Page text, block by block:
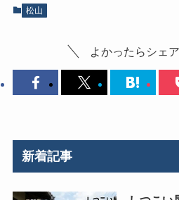
松山
よかったらシェ
新着記事